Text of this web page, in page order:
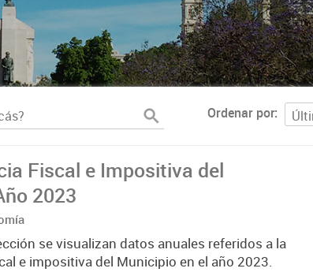
Ordenar por
Fiscal e Impositiva del
2023
se visualizan datos anuales referidos a la
e impositiva del Municipio en el año 2023.